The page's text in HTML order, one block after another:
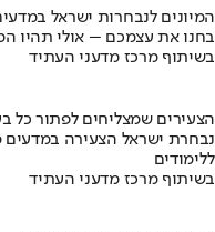
המיונים לנבחרות ישראל
בחנו את עצמכם – אולי תהיו
בשיתוף מרכז מדעני העתיד
הצעירים שמצליחים לפתור כל
נבחרת ישראל הצעירה
ללימודים
בשיתוף מרכז מדעני העתיד